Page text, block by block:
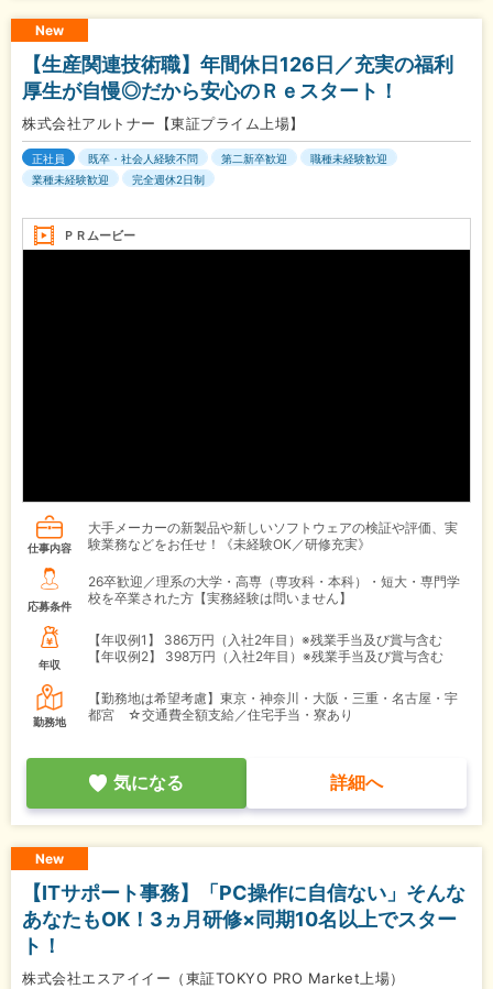
New
【生産関連技術職】年間休日126日／充実の福利
厚生が自慢◎だから安心のＲｅスタート！
株式会社アルトナー【東証プライム上場】
正社員 既卒・社会人経験不問 第二新卒歓迎
職種未経験歓迎
業種未経験歓迎
完全週休2日制
ＰＲムービー
仕事内容
大手メーカーの新製品や新しいソフトウェアの検証や評価、実
験業務などをお任せ！《未経験OK／研修充実》
応募条件
26卒歓迎／理系の大学・高専（専攻科・本科）・短大・専門学
校を卒業された方【実務経験は問いません】
年収
【年収例1】
386万円（入社2年目）※残業手当及び賞与含む
【年収例2】
398万円（入社2年目）※残業手当及び賞与含む
勤務地
【勤務地は希望考慮】東京・神奈川・大阪・三重・名古屋・宇
都宮 ☆交通費全額支給／住宅手当・寮あり
気になる 詳細へ
New
【ITサポート事務】「PC操作に自信ない」そんな
あなたもOK！3ヵ月研修×同期10名以上でスター
ト！
株式会社エスアイイー（東証TOKYO PRO Market上場）